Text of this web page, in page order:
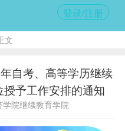
登录/注册
文
自考、高等学历继续
予工作安排的通知
学院继续教育学院